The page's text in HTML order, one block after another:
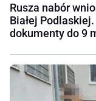
Rusza nabór
Białej
dokumenty do 9